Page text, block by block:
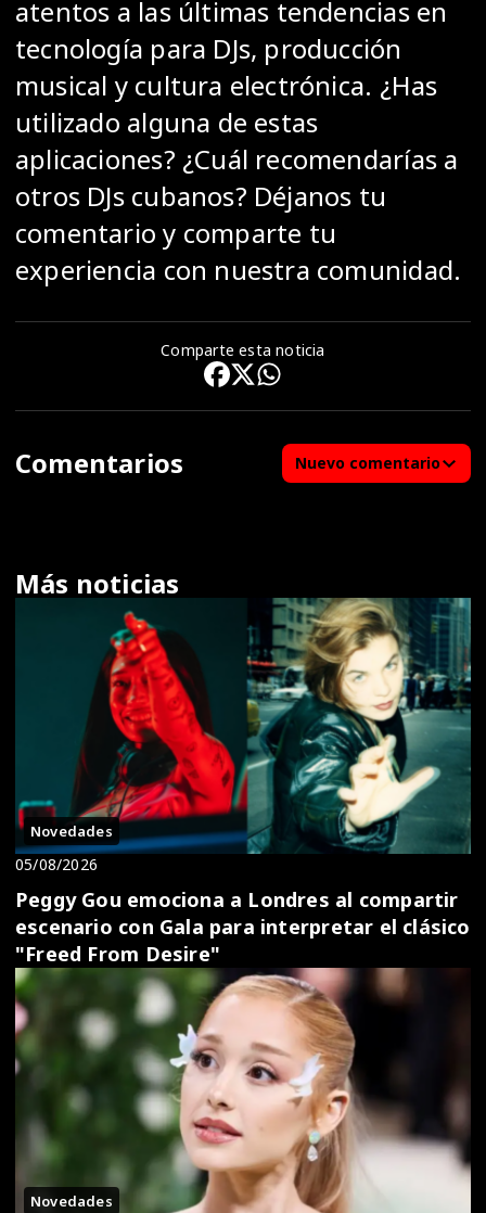
atentos a las últimas tendencias en
tecnología para DJs, producción
musical y cultura electrónica. ¿Has
utilizado alguna de estas
aplicaciones? ¿Cuál recomendarías a
otros DJs cubanos? Déjanos tu
comentario y comparte tu
experiencia con nuestra comunidad.
Comparte esta noticia
Comentarios Nuevo comentario
Más noticias
Novedades
05/08/2026
Peggy Gou emociona a Londres al compartir
escenario con Gala para interpretar el clásico
"Freed From Desire"
Novedades